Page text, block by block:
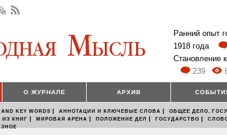
Ранний опыт
1918 года
Становление
239
О ЖУРНАЛЕ АРХИВ
KEY WORDS | АННОТАЦИИ И КЛЮЧЕВЫЕ СЛОВА | ОБЩЕЕ ДЕЛО,
ИЗ КНИГ | МИРОВАЯ АРЕНА | ПОЛОЖЕНИЕ ДЕЛ | ГОСУДАРСТВО |